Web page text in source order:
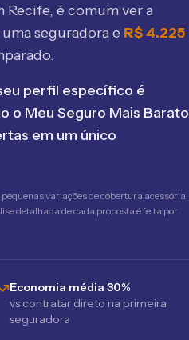
Recife, é comum ver a
seguradora e R$4.225
perfil específico é
o Meu Seguro Mais Barato
em um único
variações de cobertura acessória
detalhada de cada proposta é feita por
Economia média 30%
vs contratar direto na primeira
seguradora